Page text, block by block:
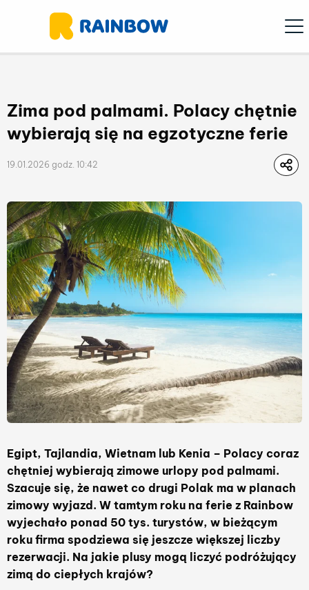
Zima pod palmami. Polacy chętnie
wybierają się na egzotyczne ferie
19.01.2026 godz. 10:42
Egipt, Tajlandia, Wietnam lub Kenia – Polacy coraz
chętniej wybierają zimowe urlopy pod palmami.
Szacuje się, że nawet co drugi Polak ma w planach
zimowy wyjazd. W tamtym roku na ferie z Rainbow
wyjechało ponad 50 tys. turystów, w bieżącym
roku firma spodziewa się jeszcze większej liczby
rezerwacji. Na jakie plusy mogą liczyć podróżujący
zimą do ciepłych krajów?